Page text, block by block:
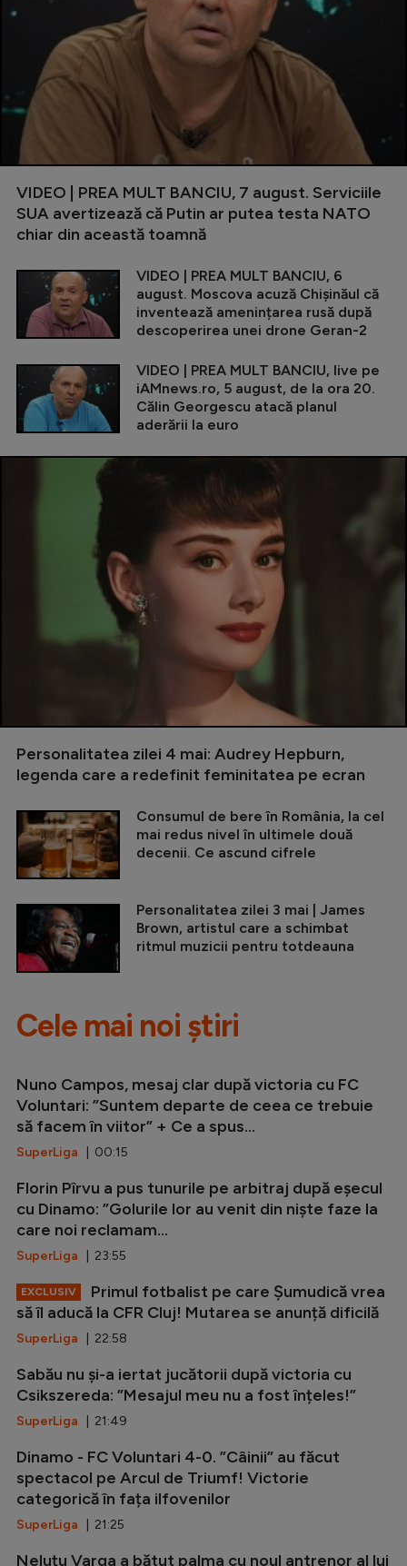
VIDEO | PREA MULT BANCIU, 7 august. Serviciile
SUA avertizează că Putin ar putea testa NATO
chiar din această toamnă
VIDEO | PREA MULT BANCIU, 6
august. Moscova acuză Chișinăul că
inventează amenințarea rusă după
descoperirea unei drone Geran-2
VIDEO | PREA MULT BANCIU, live pe
iAMnews.ro, 5 august, de la ora 20.
Călin Georgescu atacă planul
aderării la euro
Personalitatea zilei 4 mai: Audrey Hepburn,
legenda care a redefinit feminitatea pe ecran
Consumul de bere în România, la cel
mai redus nivel în ultimele două
decenii. Ce ascund cifrele
Personalitatea zilei 3 mai | James
Brown, artistul care a schimbat
ritmul muzicii pentru totdeauna
Cele mai noi știri
Nuno Campos, mesaj clar după victoria cu FC
Voluntari: ”Suntem departe de ceea ce trebuie
să facem în viitor” + Ce a spus...
SuperLiga | 00:15
Florin Pîrvu a pus tunurile pe arbitraj după eșecul
cu Dinamo: ”Golurile lor au venit din niște faze la
care noi reclamam...
SuperLiga | 23:55
EXCLUSIV
Primul fotbalist pe care Șumudică vrea
să îl aducă la CFR Cluj! Mutarea se anunță dificilă
SuperLiga | 22:58
Sabău nu și-a iertat jucătorii după victoria cu
Csikszereda: ”Mesajul meu nu a fost înțeles!”
SuperLiga | 21:49
Dinamo - FC Voluntari 4-0. ”Câinii” au făcut
spectacol pe Arcul de Triumf! Victorie
categorică în fața ilfovenilor
SuperLiga | 21:25
Neluțu Varga a bătut palma cu noul antrenor al lui